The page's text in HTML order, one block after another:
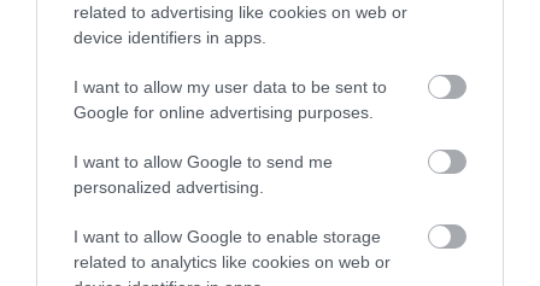
related to advertising like cookies on web or
device identifiers in apps.
I want to allow my user data to be sent to
Google for online advertising purposes.
I want to allow Google to send me
personalized advertising.
I want to allow Google to enable storage
related to analytics like cookies on web or